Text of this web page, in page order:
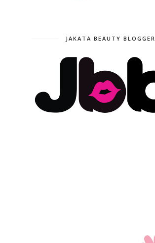
JAKATA BEAUTY BLOGGER